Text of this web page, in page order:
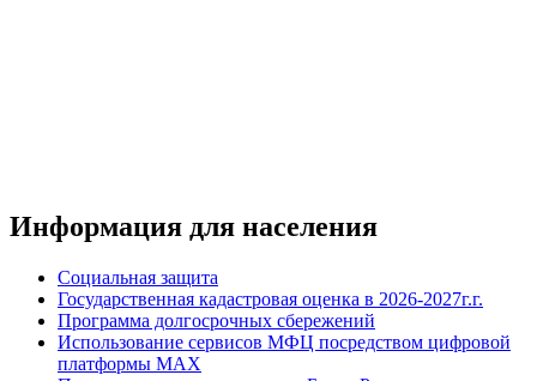
Информация для населения
Социальная защита
Государственная кадастровая оценка в 2026-2027г.г.
Программа долгосрочных сбережений
Использование сервисов МФЦ посредством цифровой
платформы MAX